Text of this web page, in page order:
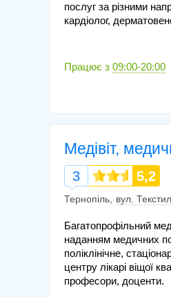
послуг за різними
кардіолог,
Працює з 09:00-20:00
Медівіт,
3 5,2
Тернопіль вул.
Багатопрофільний
наданням медичних
поліклінічне,
центру лікарі віщої
професори, доценти.